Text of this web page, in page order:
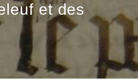
et des